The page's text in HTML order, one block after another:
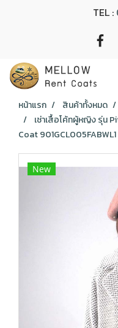
TEL :
หน้าแรก สินค้าทั้งหมด
เช่าเสื้อโค้ทผู้หญิง รุ่น
Coat 901GCL005FABWL1
New